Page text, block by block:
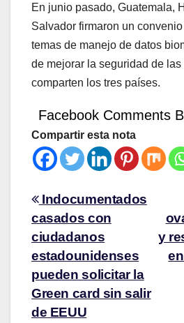
En junio pasado, Guatemala,
Salvador firmaron un
temas de manejo de datos
de mejorar la seguridad de las
comparten los tres países.
Facebook Comments
Compartir esta nota
y
Indocumentados
casados con
ciudadanos
estadounidenses
pueden solicitar la
Green card sin salir
de EEUU